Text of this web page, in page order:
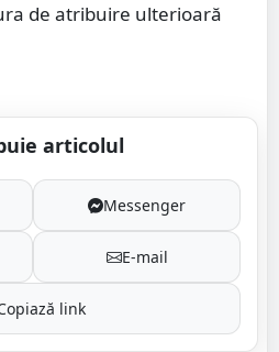
de atribuire ulterioară
articolul
Messenger
E-mail
link